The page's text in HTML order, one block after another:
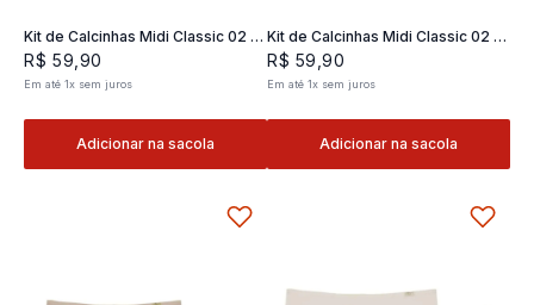
Kit de Calcinhas Midi Classic 02 -
2 und
R$ 59 90
Em até1x sem juros
Adicionar na sacola
Kit de Calcinhas Midi Classic 02 -
2 und
R$ 59 ,90
Em até 1x sem juros
Adicionar na sacola